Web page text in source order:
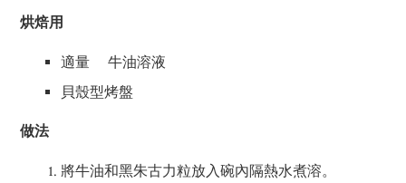
烘焙用
適量 牛油溶液
貝殼型烤盤
做法
將牛油和黑朱古力粒放入碗內隔熱水煮溶。